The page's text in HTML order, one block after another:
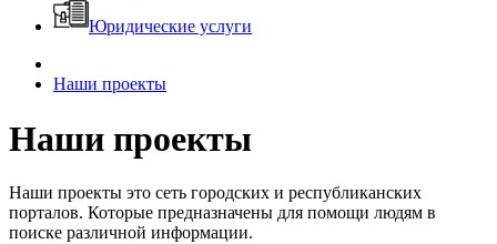
Юридические услуги
Наши проекты
Наши проекты
Наши проекты это сеть городских и республиканских
порталов. Которые предназначены для помощи людям в
поиске различной информации.